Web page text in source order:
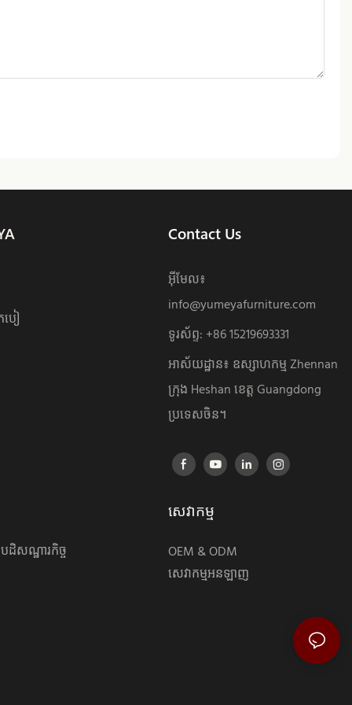
បៀ
Contact Us
អ៊ីមែល៖
info@yumeyafurniture.com
ទូរស័ព្ទ: +86 15219693331
អាស័យដ្ឋាន៖ ឧស្សាហកម្ម Zhennan
ក្រុង Heshan ខេត្ត Guangdong
ប្រទេសចិន។
សណ្ឋារកិច្ច
សេវាកម្ម
OEM & ODM
សេវាកម្មអនឡាញ